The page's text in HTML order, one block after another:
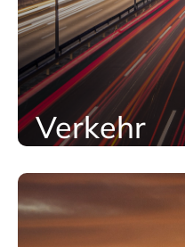
Verkehr